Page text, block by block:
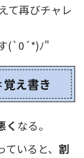
て再びチャレ
(`0´*)ﾉ"
え書き
く なる。
いると、 割